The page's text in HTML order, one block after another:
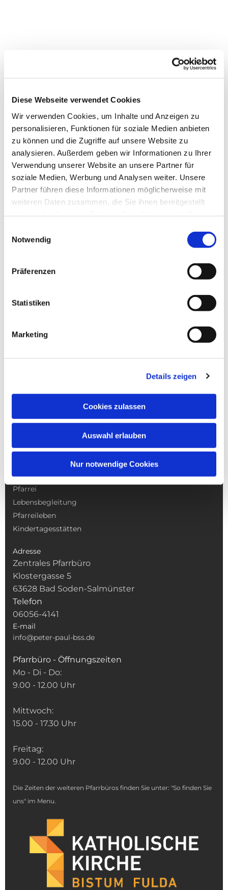
Diese Webseite verwendet Cookies
Wir verwenden Cookies, um Inhalte und Anzeigen zu
personalisieren, Funktionen für soziale Medien anbieten
zu können und die Zugriffe auf unsere Website zu
analysieren. Außerdem geben wir Informationen zu Ihrer
Verwendung unserer Website an unsere Partner für
soziale Medien, Werbung und Analysen weiter. Unsere
Partner führen diese Informationen möglicherweise mit
weiteren Daten zusammen, die Sie ihnen bereitgestellt
Notwendig
Präferenzen
Statistiken
Marketing
Details zeigen
Cookies zulassen
Auswahl erlauben
Nur notwendige Cookies
Dies könnte Sie auch
interessieren
Gottesdienste
Pfarrei
Lebensbegleitung
Pfarreileben
Kindertagesstätten
Adresse
Zentrales Pfarrbüro
Klostergasse 5
63628 Bad Soden-Salmünster
Telefon
06056-4141
E-mail
info@peter-paul-bss.de
Pfarrbüro - Öffnungszeiten
Mo - Di - Do:
9.00 - 12.00 Uhr
Mittwoch:
15.00 - 17.30 Uhr
Freitag:
9.00 - 12.00 Uhr
Die Zeiten der weiteren Pfarrbüros finden Sie unter: "So finden Sie
uns" im Menu.